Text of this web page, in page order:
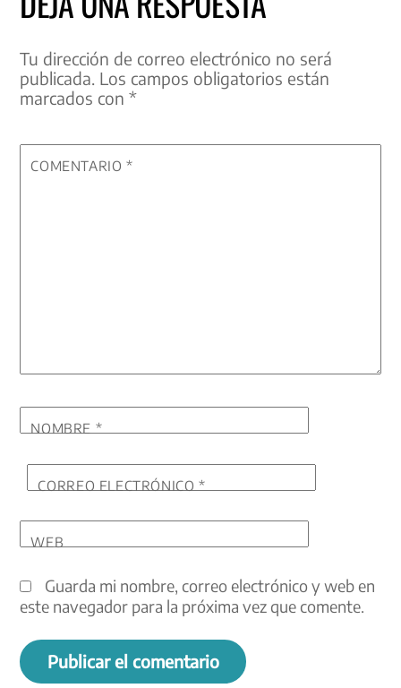
Tu dirección de correo electrónico no será
publicada. Los campos obligatorios están
marcados con*
COMENTARIO*
NOMBRE *
CORREO ELECTRÓNICO*
WEB
Guarda mi nombre, correo electrónico y web en
este navegador para la próxima vez que comente.